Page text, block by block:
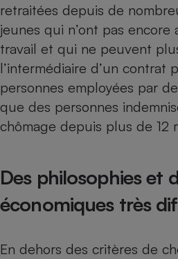
retraitées depuis de
jeunes qui n’ont pas encore
travail et qui ne peuvent
l’intermédiaire d’un contrat
personnes employées par
que des personnes
chômage depuis plus de 12
Des philosophies et
économiques très
En dehors des critères de